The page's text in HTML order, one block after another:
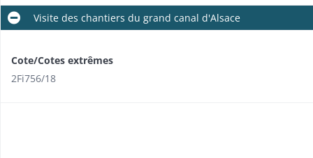
Visite des chantiers du grand canal d'Alsace
Cote/Cotes extrêmes
2Fi756/18